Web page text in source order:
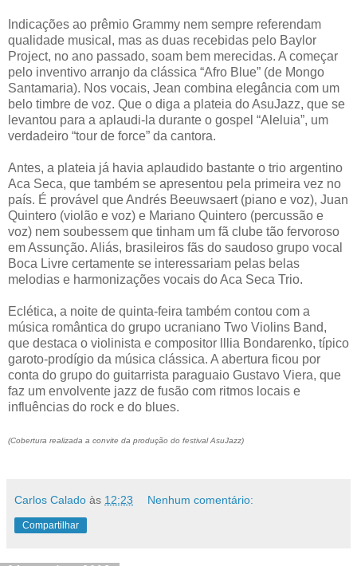
Indicações ao prêmio Grammy nem sempre referendam
qualidade musical, mas as duas recebidas pelo Baylor
Project, no ano passado, soam bem merecidas. A começar
pelo inventivo arranjo da clássica “Afro Blue” (de Mongo
Santamaria). Nos vocais, Jean combina elegância com um
belo timbre de voz. Que o diga a plateia do AsuJazz, que se
levantou para a aplaudi-la durante o gospel “Aleluia”, um
verdadeiro “tour de force” da cantora.
Antes, a plateia já havia aplaudido bastante o trio argentino
Aca Seca, que também se apresentou pela primeira vez no
país. É provável que Andrés Beeuwsaert (piano e voz), Juan
Quintero (violão e voz) e Mariano Quintero (percussão e
voz) nem soubessem que tinham um fã clube tão fervoroso
em Assunção. Aliás, brasileiros fãs do saudoso grupo vocal
Boca Livre certamente se interessariam pelas belas
melodias e harmonizações vocais do Aca Seca Trio.
Eclética, a noite de quinta-feira também contou com a
música romântica do grupo ucraniano Two Violins Band,
que destaca o violinista e compositor lllia Bondarenko, típico
garoto-prodígio da música clássica. A abertura ficou por
conta do grupo do guitarrista paraguaio Gustavo Viera, que
faz um envolvente jazz de fusão com ritmos locais e
influências do rock e do blues.
(Cobertura realizada a convite da produção do festival AsuJazz)
Carlos Calado às 12:23 Nenhum comentário:
Compartilhar